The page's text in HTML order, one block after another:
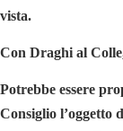
vista.
Con Draghi al
Potrebbe essere
Consiglio l’oggetto